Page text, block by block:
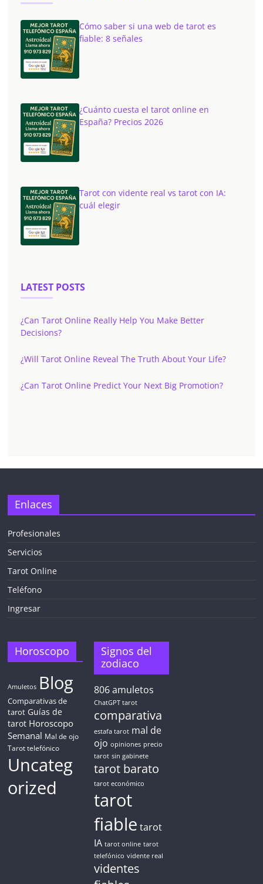
Cómo saber si una web de tarot es
fiable: 8 señales
¿Cuánto cuesta el tarot online en
España? Precios 2026
Tarot con vidente real vs tarot con IA:
cuál elegir
LATEST POSTS
¿Can Tarot Online Really Help You Make Better
Decisions?
¿Will Tarot Online Reveal The Truth About Your Life?
¿Can Tarot Online Predict Your Next Big Promotion?
Enlaces
Profesionales
Servicios
Tarot Online
Teléfono
Ingresar
Horoscopo
Amuletos Blog
Comparativas de
tarot Guías de
tarot Horoscopo
Semanal Mal de ojo
Tarot telefónico
Uncateg
orized
Signos del
zodiaco
806amuletos
ChatGPT tarot
comparativa
estafa tarot mal de
ojo opiniones precio
tarot sin gabinete
tarot barato
tarot económico
tarot
fiable tarot
IA tarot online tarot
telefónico vidente real
videntes